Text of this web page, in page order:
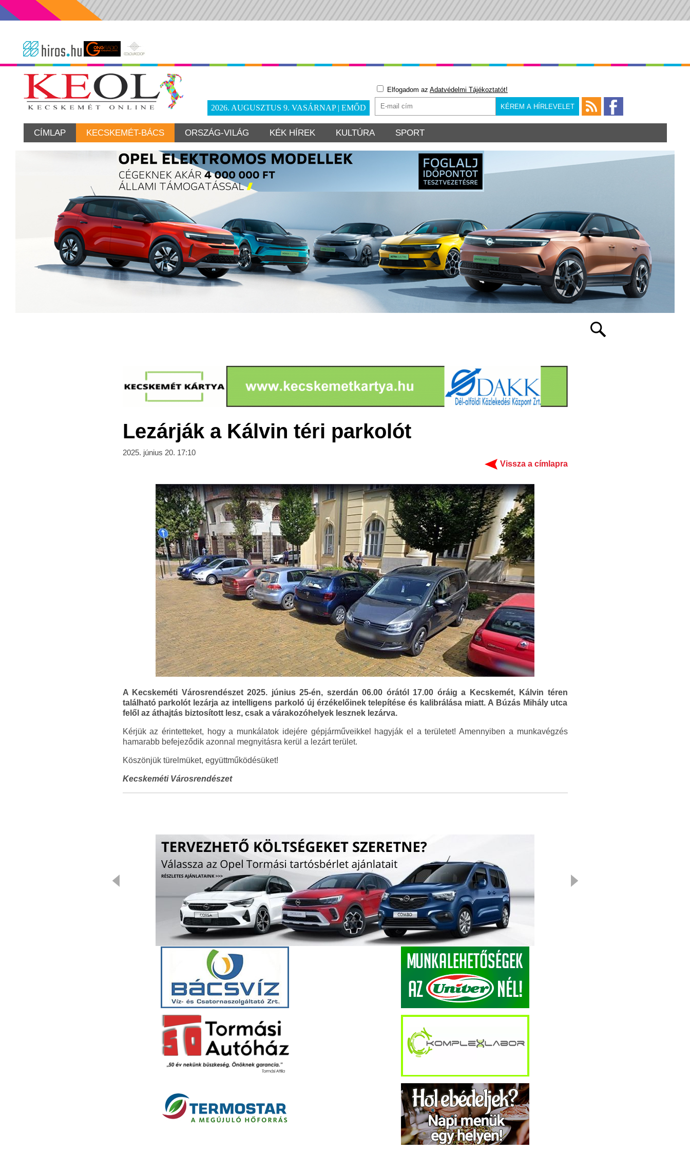
2026. AUGUSZTUS 9. VASÁRNAP | EMŐD
Elfogadom az Adatvédelmi Tájékoztatót!
CÍMLAP KECSKEMÉT-BÁCS ORSZÁG-VILÁG KÉK HÍREK KULTÚRA SPORT
Lezárják a Kálvin téri parkolót
2025. június 20. 17:10
Vissza a címlapra
A Kecskeméti Városrendészet 2025. június 25-én, szerdán 06.00 órától 17.00 óráig a Kecskemét, Kálvin téren
található parkolót lezárja az intelligens parkoló új érzékelőinek telepítése és kalibrálása miatt. A Búzás Mihály utca
felől az áthajtás biztosított lesz, csak a várakozóhelyek lesznek lezárva.
Kérjük az érintetteket, hogy a munkálatok idejére gépjárműveikkel hagyják el a területet! Amennyiben a munkavégzés
hamarabb befejeződik azonnal megnyitásra kerül a lezárt terület.
Köszönjük türelmüket, együttműködésüket!
Kecskeméti Városrendészet